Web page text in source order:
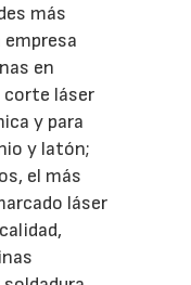
más
en
corte láser
y para
y latón;
el más
láser